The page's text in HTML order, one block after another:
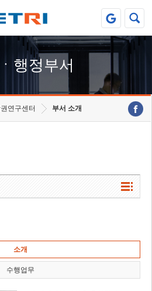
행정부서
연구센터 부서 소개
소개
수행업무